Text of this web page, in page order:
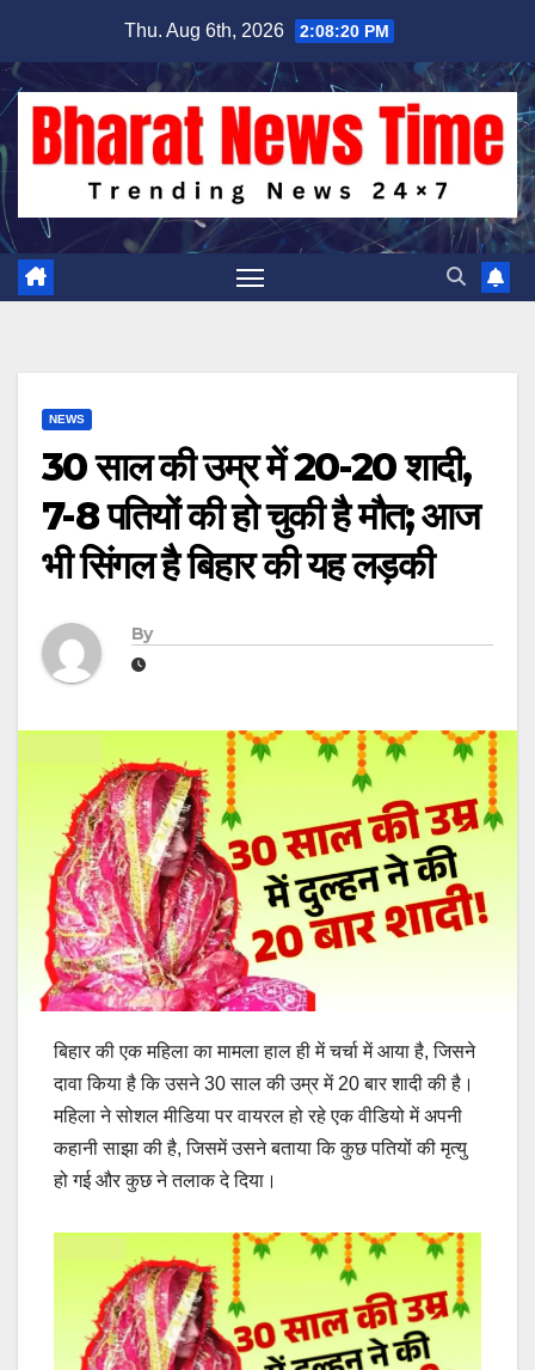
content
Thu. Aug 6th, 2026 2:08:21 PM
NEWS
30 साल की उम्र में 20-20 शादी,
7-8 पतियों की हो चुकी है मौत; आज
भी सिंगल है बिहार की यह लड़की
By
बिहार की एक महिला का मामला हाल ही में चर्चा में आया है, जिसने
दावा किया है कि उसने 30 साल की उम्र में 20 बार शादी की है।
महिला ने सोशल मीडिया पर वायरल हो रहे एक वीडियो में अपनी
कहानी साझा की है, जिसमें उसने बताया कि कुछ पतियों की मृत्यु
हो गई और कुछ ने तलाक दे दिया।